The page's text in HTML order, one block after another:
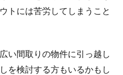
トには苦労してしまうこと
い間取りの物件に引っ越し
を検討する方もいるかもし